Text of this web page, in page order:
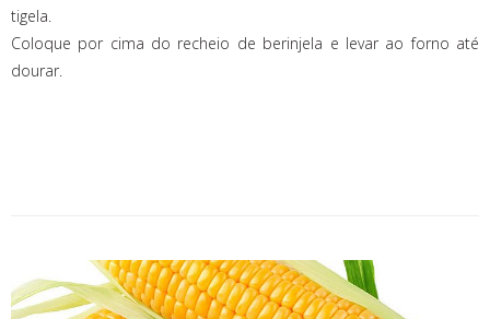
tigela.
Coloque por cima do recheio de berinjela e levar ao forno até
dourar.